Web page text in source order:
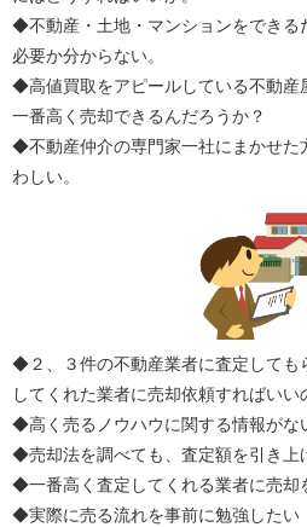
◆不動産・土地・マンションをできる
必要か分からない。
◆高値買取をアピールしている不動産
一番高く売却できるんだろうか？
◆不動産仲介の専門家一社にまかせた
わしい。
◆２、３件の不動産業者に査定しても
してくれた業者に売却依頼すればいい
◆高く売るノウハウに関する情報がな
◆売却法を調べても、査定額を引き上
◆一番高く査定してくれる業者に売却
◆実際に売る流れを事前に勉強したい